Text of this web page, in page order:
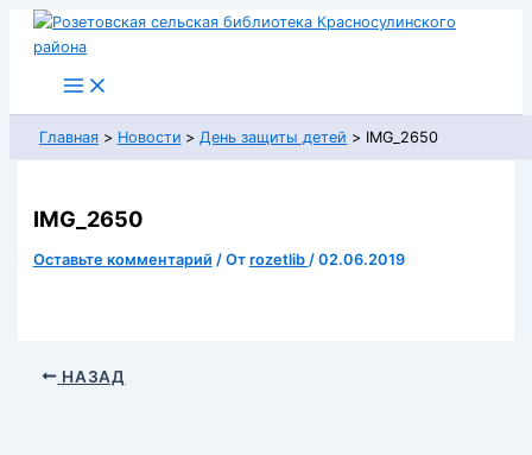
Перейти
Главная Новости День защиты детей IMG_2650
IMG_2650
Оставьте комментарий / От rozetlib / 02.06.2019
НАЗАД